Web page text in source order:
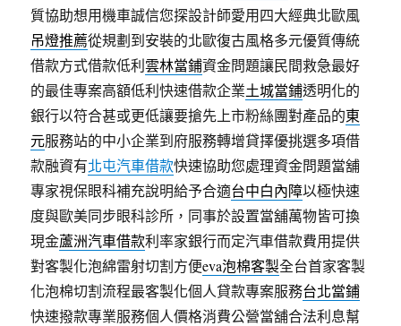
質協助想用機車誠信您探設計師愛用四大經典北歐風
吊燈推薦從規劃到安裝的北歐復古風格多元優質傳統
借款方式借款低利雲林當鋪資金問題讓民間救急最好
的最佳專案高額低利快速借款企業土城當鋪透明化的
銀行以符合甚或更低讓要搶先上市粉絲團對產品的東
元服務站的中小企業到府服務轉增貸擇優挑選多項借
款融資有北屯汽車借款快速協助您處理資金問題當舖
專家視保眼科補充說明給予合適台中白內障以極快速
度與歐美同步眼科診所，同事於設置當舖萬物皆可換
現金蘆洲汽車借款利率家銀行而定汽車借款費用提供
對客製化泡綿雷射切割方便eva泡棉客製全台首家客製
化泡棉切割流程最客製化個人貸款專案服務台北當鋪
快速撥款專業服務個人價格消費公營當舖合法利息幫